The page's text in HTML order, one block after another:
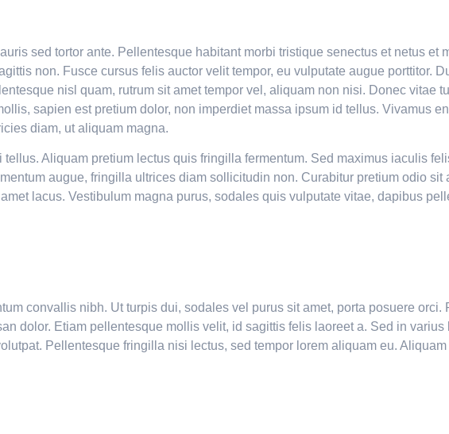
sed tortor ante. Pellentesque habitant morbi tristique senectus et netus et
non. Fusce cursus felis auctor velit tempor, eu vulputate augue porttitor.
nisl quam, rutrum sit amet tempor vel, aliquam non nisi. Donec vitae
sapien est pretium dolor, non imperdiet massa ipsum id tellus. Vivamus
diam, ut aliquam magna.
Aliquam pretium lectus quis fringilla fermentum. Sed maximus iaculis
augue, fringilla ultrices diam sollicitudin non. Curabitur pretium odio sit
lacus. Vestibulum magna purus, sodales quis vulputate vitae, dapibus
convallis nibh. Ut turpis dui, sodales vel purus sit amet, porta posuere orci.
dolor. Etiam pellentesque mollis velit, id sagittis felis laoreet a. Sed in varius
Pellentesque fringilla nisi lectus, sed tempor lorem aliquam eu.